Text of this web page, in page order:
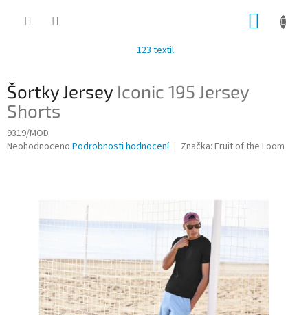
123 textil
Šortky Jersey Iconic 195 Jersey
Shorts
9319/MOD
Průměrné
Neohodnoceno Podrobnosti hodnocení Značka: Fruit of the Loom